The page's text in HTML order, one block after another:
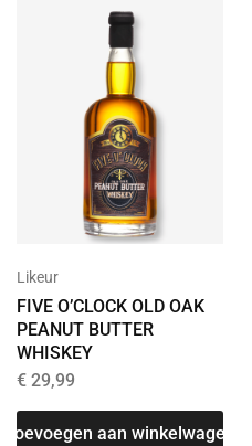
Likeur
FIVE O’CLOCK OLD OAK
PEANUT BUTTER
WHISKEY
€ 29,99
Toevoegen aan winkelwagen